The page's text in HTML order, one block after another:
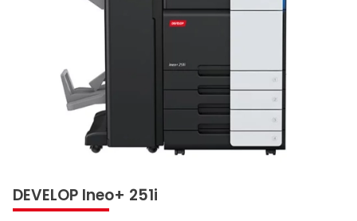
DEVELOP Ineo+ 251i